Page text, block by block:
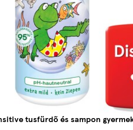
tusfürdő és sampon